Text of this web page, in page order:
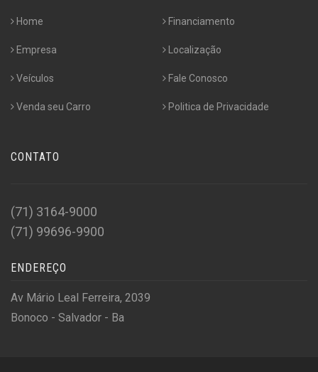
Home
Empresa
Veículos
Venda seu Carro
Financiamento
Localização
Fale Conosco
Politica de Privacidade
CONTATO
(71) 3164-9000
(71) 99696-9900
ENDEREÇO
Av Mário Leal Ferreira, 2039
Bonoco - Salvador - Ba